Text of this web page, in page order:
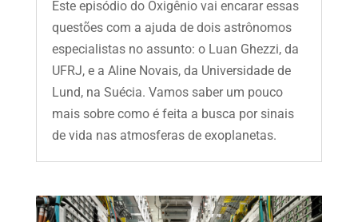
Este episódio do Oxigênio vai encarar essas
questões com a ajuda de dois astrônomos
especialistas no assunto: o Luan Ghezzi, da
UFRJ, e a Aline Novais, da Universidade de
Lund, na Suécia. Vamos saber um pouco
mais sobre como é feita a busca por sinais
de vida nas atmosferas de exoplanetas.